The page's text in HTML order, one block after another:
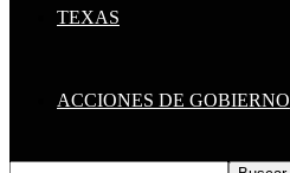
TEXAS
ACCIONES DE GOBIERNO